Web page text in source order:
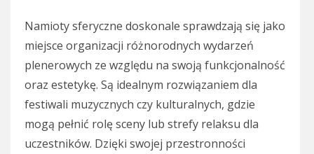
Namioty sferyczne doskonale sprawdzają się jako
miejsce organizacji różnorodnych wydarzeń
plenerowych ze względu na swoją funkcjonalność
oraz estetykę. Są idealnym rozwiązaniem dla
festiwali muzycznych czy kulturalnych, gdzie
mogą pełnić rolę sceny lub strefy relaksu dla
uczestników. Dzięki swojej przestronności